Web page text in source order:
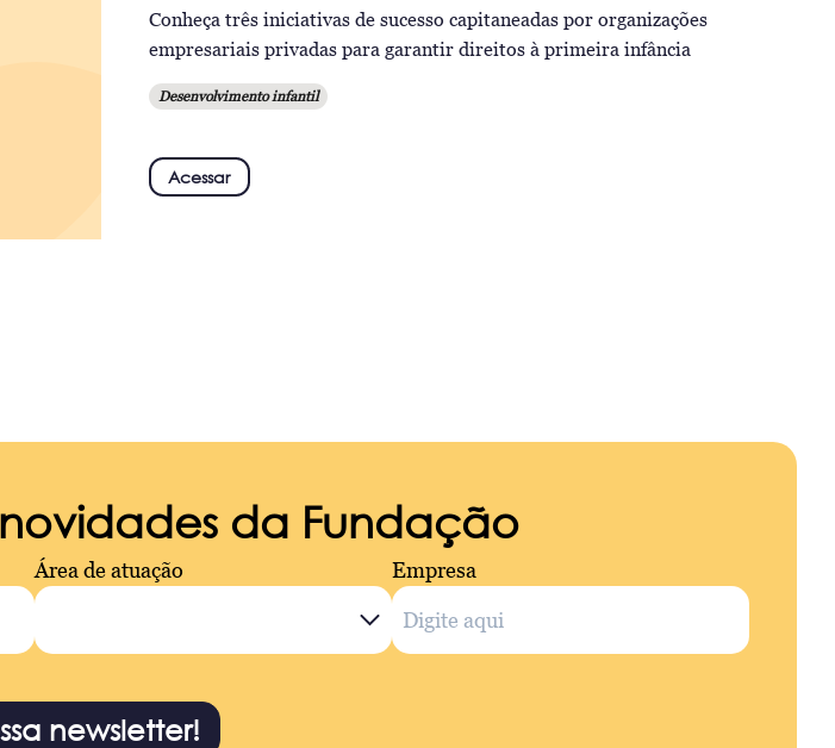
Conheça três iniciativas de sucesso capitaneadas por organizações
empresariais privadas para garantir direitos à primeira infância
Desenvolvimento infantil
Acessar
da Fundação
Área de atuação Empresa
newsletter!